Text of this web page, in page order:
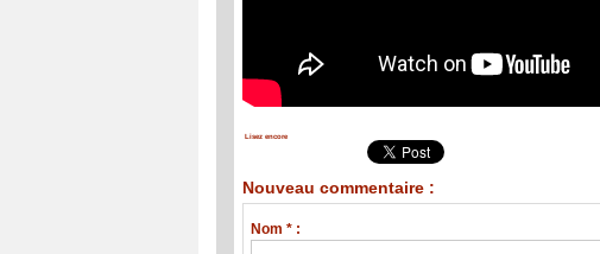
Lisez encore
Nouveau commentaire :
Nom * :